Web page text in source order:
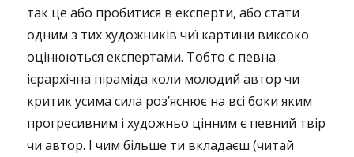
так це або пробитися в експерти, або стати
одним з тих художників чиї картини виксоко
оцінюються експертами. Тобто є певна
ієрархічна піраміда коли молодий автор чи
критик усима сила роз’яснює на всі боки яким
прогресивним і художньо цінним є певний твір
чи автор. І чим більше ти вкладаєш (читай